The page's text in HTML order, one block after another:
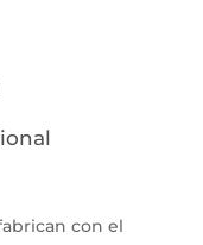
con el